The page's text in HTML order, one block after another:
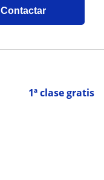
Contactar
1ª clase gratis